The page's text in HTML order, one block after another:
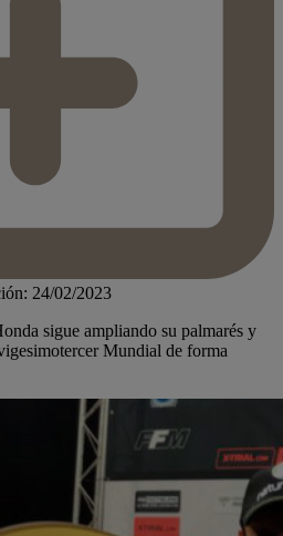
24/02/2023
sigue ampliando su palmarés y
Mundial de forma